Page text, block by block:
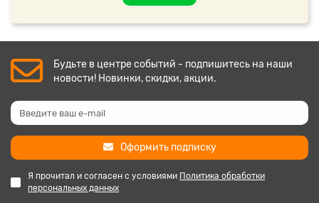
Будьте в центре событий - подпишитесь на наши
новости! Новинки, скидки, акции.
Оформить подписку
Я прочитал и согласен с условиями Политика обработки
персональных данных